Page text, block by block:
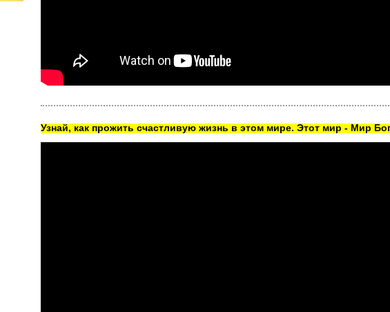
Узнай, как прожить счастливую жизнь в этом мире. Этот мир - Мир